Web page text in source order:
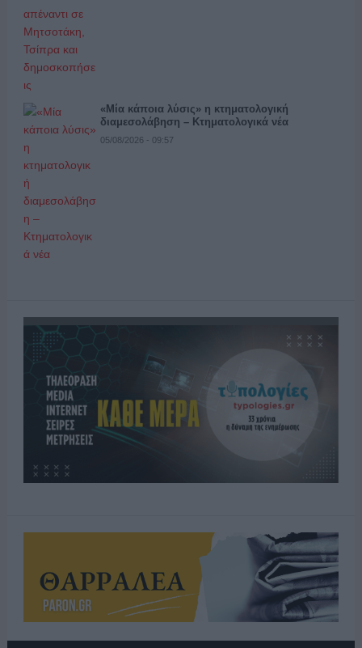
«Μία κάποια λύσις» η κτηματολογική
διαμεσολάβηση – Κτηματολογικά νέα
05/08/2026 - 09:57